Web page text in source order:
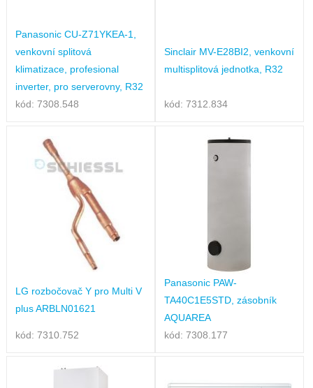
Panasonic CU-Z71YKEA-1,
venkovní splitová
klimatizace, profesional
inverter, pro serverovny, R32
kód: 7308.548
Sinclair MV-E28BI2, venkovní
multisplitová jednotka, R32
kód: 7312.834
LG rozbočovač Y pro Multi V
plus ARBLN01621
kód: 7310.752
Panasonic PAW-
TA40C1E5STD, zásobník
AQUAREA
kód: 7308.177